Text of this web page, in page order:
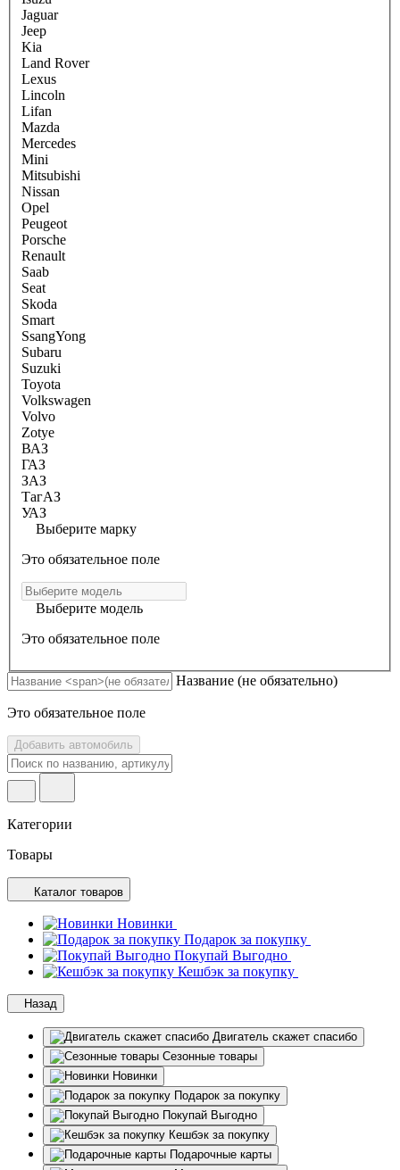
Jaguar
Jeep
Kia
Land Rover
Lexus
Lincoln
Lifan
Mazda
Mercedes
Mini
Mitsubishi
Nissan
Opel
Peugeot
Porsche
Renault
Saab
Seat
Skoda
Smart
SsangYong
Subaru
Suzuki
Toyota
Volkswagen
Volvo
Zotye
ВАЗ
ГАЗ
ЗАЗ
ТагАЗ
УАЗ
Выберите марку
Это обязательное поле
Выберите модель
Это обязательное поле
Название (не обязательно)
Это обязательное поле
Добавить автомобиль
Категории
Товары
Каталог товаров
Новинки
Подарок за покупку
Покупай Выгодно
Кешбэк за покупку
Назад
Двигатель скажет спасибо
Сезонные товары
Новинки
Подарок за покупку
Покупай Выгодно
Кешбэк за покупку
Подарочные карты